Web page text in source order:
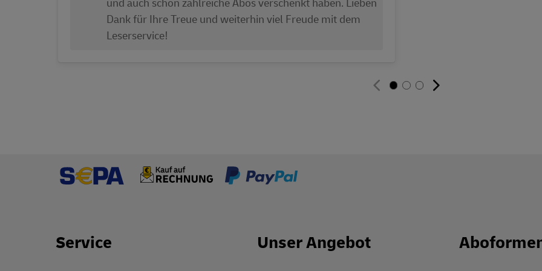
und auch schon zahlreiche Abos verschenkt haben. Lieben
Dank für Ihre Treue und weiterhin viel Freude mit dem
Leserservice!
Footer Links
Service Unser Angebot